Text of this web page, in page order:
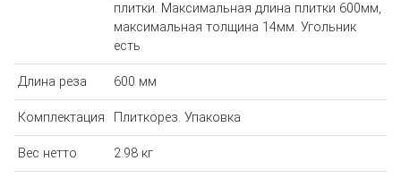
плитки. Максимальная длина плитки 600мм,
максимальная толщина 14мм. Угольник
есть
Длина реза 600 мм
Комплектация Плиткорез. Упаковка
Вес нетто 2.98 кг